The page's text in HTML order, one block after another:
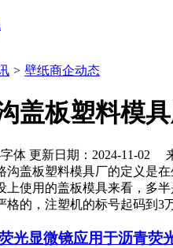
> 壁纸商企动态
盖板塑料模
更新日期：2024-11-02
沟盖板塑料模具厂的定义是
上使用的盖板模具来看，多
格的，注塑机的标号起码到3
光显微镜应用于沥青荧